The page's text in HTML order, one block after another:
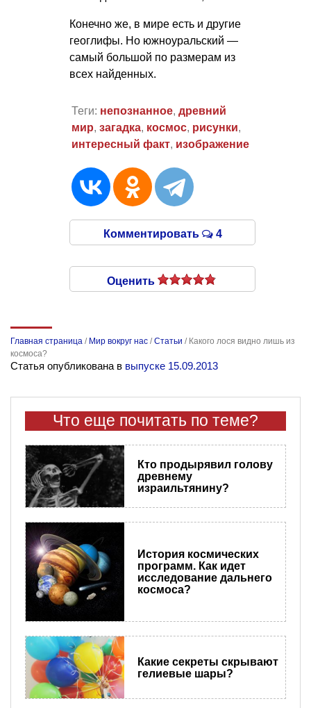
Конечно же, в мире есть и другие
геоглифы. Но южноуральский —
самый большой по размерам из
всех найденных.
Теги: непознанное, древний
мир, загадка, космос, рисунки,
интересный факт, изображение
Комментировать 4
Оценить
Главная страница / Мир вокруг нас /Статьи / Какого лося видно лишь из
космоса?
Статья опубликована в выпуске 15.09.2013
Что еще почитать по теме?
Кто продырявил голову
древнему
израильтянину?
История космических
программ. Как идет
исследование дальнего
космоса?
Какие секреты скрывают
гелиевые шары?